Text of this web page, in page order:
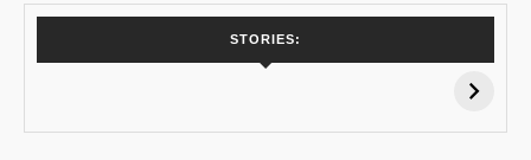
STORIES:
15% de
Pessoal: Os